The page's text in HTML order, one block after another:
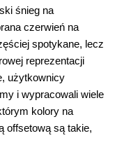
śnieg na
czerwień na
spotykane, lecz
reprezentacji
użytkownicy
i wypracowali wiele
kolory na
offsetową są takie,